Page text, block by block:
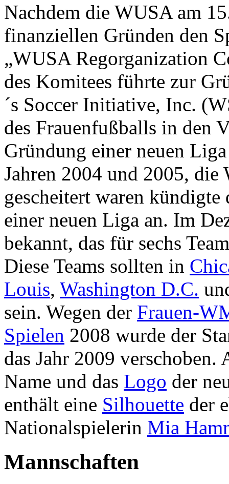
Nachdem die WUSA am
finanziellen Gründen den
„WUSA Regorganization
des Komitees führte zur
´s Soccer Initiative, Inc.
des Frauenfußballs in den
Gründung einer neuen
Jahren 2004 und 2005, die
gescheitert waren
einer neuen Liga an. Im
bekannt, das für sechs
Diese Teams sollten in
Louis, Washington D.C.
sein. Wegen der Frauen-
Spielen 2008 wurde der
das Jahr 2009
Name und das Logo der
enthält eine Silhouette der
Nationalspielerin Mia
Mannschaften